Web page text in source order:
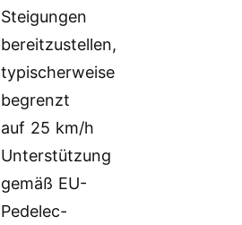
Steigungen
bereitzustellen,
typischerweise
begrenzt
auf 25 km/h
Unterstützung
gemäß EU-
Pedelec-